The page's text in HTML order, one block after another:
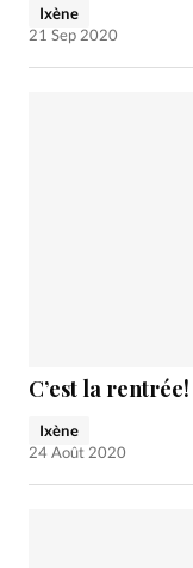
Ixène
21 Sep 2020
C’est la rentrée!
Ixène
24 Août 2020